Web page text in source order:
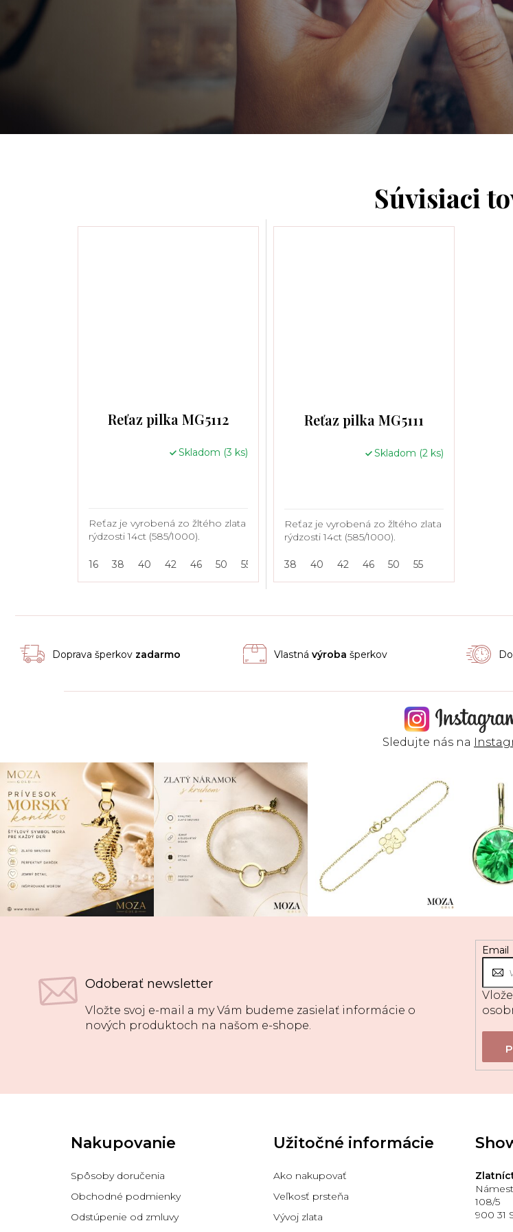
Súvisiaci
Reťaz pilka MG5112
Skladom (3 ks)
Reťaz je vyrobená zo žltého zlata
rýdzosti 14ct (585/1000).
16 38 40 42 46 50 55
Reťaz pilka MG5111
Skladom (2 ks)
Reťaz je vyrobená zo žltého zlata
rýdzosti 14ct (585/1000).
38 40 42 46 50 55
Doprava šperkov zadarmo Vlastná výroba šperkov
Sledujte nás na
Odoberať newsletter
Vložte svoj e-mail a my Vám budeme zasielať informácie o
nových produktoch na našom e-shope.
Email
Z
Nakupovanie
Spôsoby doručenia
Obchodné podmienky
Odstúpenie od zmluvy
Užitočné informácie
Ako nakupovať
Veľkosť prsteňa
Vývoj zlata
108/5
900 31